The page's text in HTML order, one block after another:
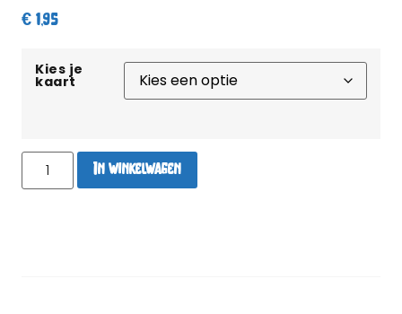
€ 1,95
Kies je
kaart
In winkelwagen